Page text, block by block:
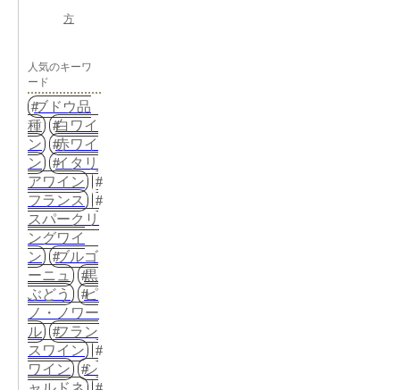
方
人気のキーワ
ード
ブドウ品
種
白ワイ
ン
赤ワイ
ン
イタリ
アワイン
フランス
スパークリ
ングワイ
ン
ブルゴ
ーニュ
黒
ぶどう
ピ
ノ・ノワー
ル
フラン
スワイン
ワイン
シ